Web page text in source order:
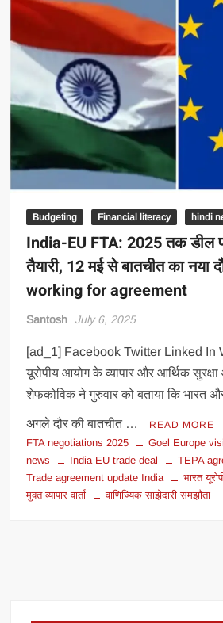
Budgeting Financial literacy hindi
India-EU FTA: 2025 तक डील
तैयारी, 12 मई से बातचीत का
working for agreement
Santosh July 6, 2025
[ad_1] Facebook Twitter Linked In
यूरोपीय आयोग के व्यापार और आर्थिक
शेफकोविक ने गुरुवार को बताया कि भारत
अगले दौर की बातचीत … READ MORE
FTA negotiations 2025 Goel Europe
news
India EU trade deal
TEPA
Trade agreement update India
भारत
मुक्त व्यापार वार्ता
वाणिज्यिक साझेदारी समझौता